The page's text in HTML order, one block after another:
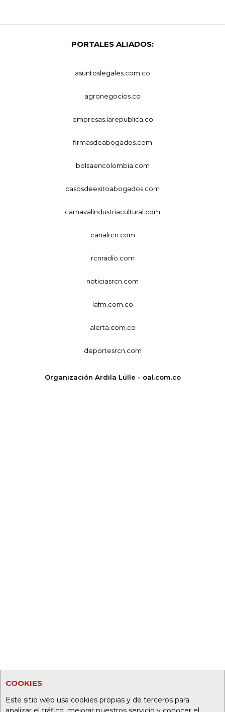
COOKIES
Este sitio web usa cookies propias y de terceros para
PORTALES ALIADOS:
asuntoslegales.com.co
agronegocios.co
empresas.larepublica.co
firmasdeabogados.com
bolsaencolombia.com
casosdeexitoabogados.com
carnavalindustriacultural.com
canalrcn.com
rcnradio.com
noticiasrcn.com
lafm.com.co
alerta.com.co
deportesrcn.com
Organización Ardila Lülle - oal.com.co